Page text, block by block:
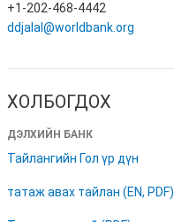
+1-202-468-4442
ddjalal@worldbank.org
ХОЛБОГДОХ
ДЭЛХИЙН БАНК
Тайлангийн Гол үр дүн
татаж авах тайлан (EN, PDF)